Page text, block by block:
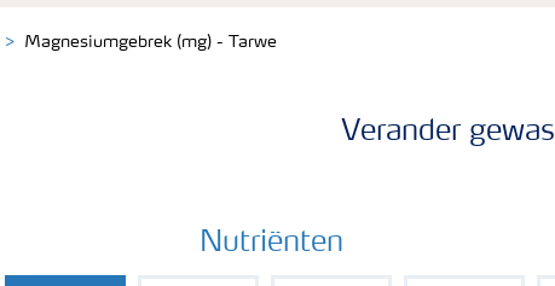
Magnesiumgebrek (mg) - Tarwe
Verander gewas
Nutriënten